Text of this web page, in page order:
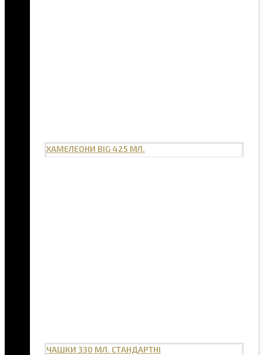
ХАМЕЛЕОНИ BIG 425 МЛ.
ЧАШКИ 330 МЛ. СТАНДАРТНІ